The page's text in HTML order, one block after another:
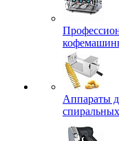
Аппараты